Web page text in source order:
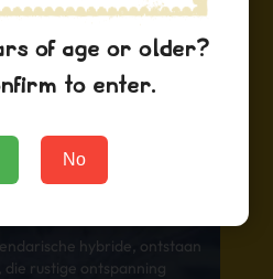
hybride, ontstaan
die rustige ontspanning
of age or older?
to enter.
No